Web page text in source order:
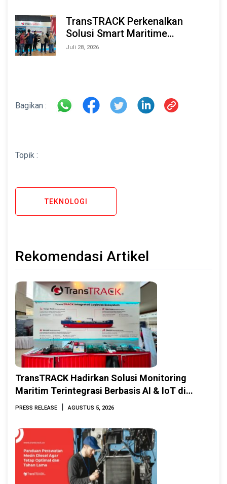
TransTRACK Perkenalkan
Solusi Smart Maritime
Monitoring Berbasis AI dan IoT
Juli 28, 2026
Bagikan :
Topik :
TEKNOLOGI
Rekomendasi Artikel
TransTRACK Hadirkan Solusi Monitoring
Maritim Terintegrasi Berbasis AI & IoT di
Indonesia Marine & Offshore Expo (IMOX)
PRESS RELEASE | AGUSTUS 5, 2026